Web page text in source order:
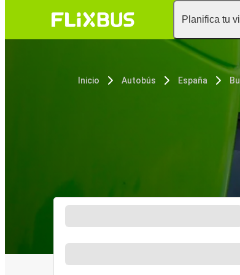
Planifica tu
Inicio Autobús España